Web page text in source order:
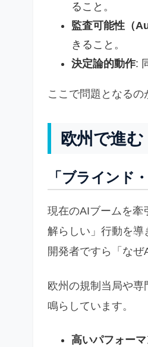
ること。
監査可能性（
きること。
決定論的動作:
ここで問題となるの
欧州で進
「ブラインド
現在のAIブームを牽
解らしい」行動を導
開発者ですら「なぜ
欧州の規制当局や専
鳴らしています。
高いパフォー